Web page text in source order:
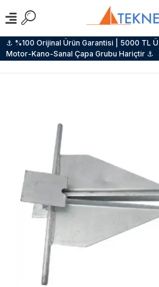
⚓ %100 Orijinal Ürün Garantisi | 5000 TL
Motor-Kano-Sanal Çapa Grubu Hariçtir ⚓